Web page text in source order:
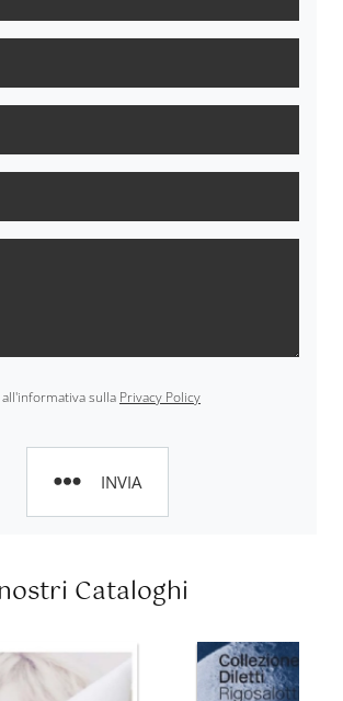
sulla Privacy Policy
INVIA
Cataloghi